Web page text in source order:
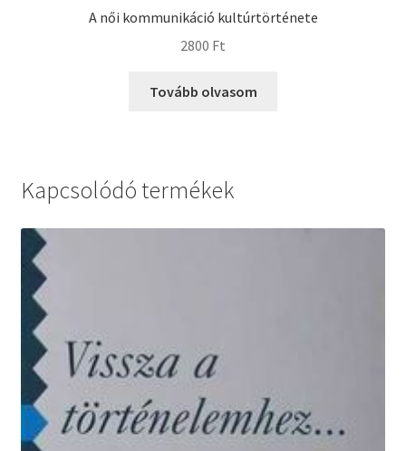
A női kommunikáció kultúrtörténete
2800 Ft
Tovább olvasom
Kapcsolódó termékek